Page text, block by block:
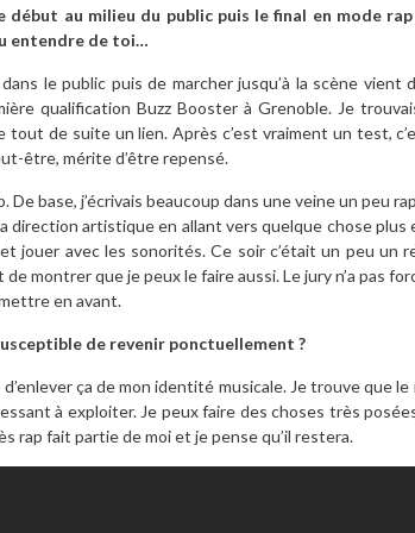
début au milieu du public puis le final en mode
entendre de toi…
le public puis de marcher jusqu’à la scène vient
qualification Buzz Booster à Grenoble. Je
tout de suite un lien. Après c’est vraiment un test,
être, mérite d’être repensé.
De base, j’écrivais beaucoup dans une veine un peu
direction artistique en allant vers quelque chose plus
jouer avec les sonorités. Ce soir c’était un peu un
montrer que je peux le faire aussi. Le jury n’a pas
en avant.
de revenir ponctuellement ?
ça de mon identité musicale. Je trouve que
à exploiter. Je peux faire des choses très
rap fait partie de moi et je pense qu’il restera.